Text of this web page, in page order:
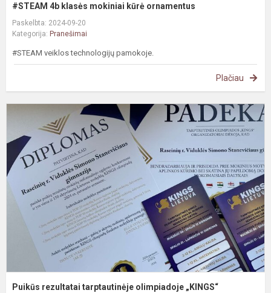
#STEAM 4b klasės mokiniai kūrė ornamentus
Paskelbta: 2024-09-20
Kategorija: Pranešimai
#STEAM veiklos technologijų pamokoje.
Plačiau
Puikūs rezultatai tarptautinėje olimpiadoje „KINGS“